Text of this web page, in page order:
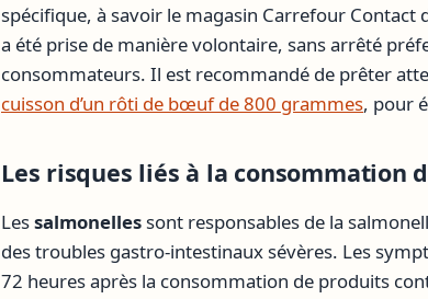
spécifique, à savoir le magasin Carrefour Contact
a été prise de manière volontaire, sans arrêté
consommateurs. Il est recommandé de prêter
cuisson d’un rôti de bœuf de 800 grammes, pour
Les risques liés à la consommation
Lessalmonellessont responsables de la
des troubles gastro-intestinaux sévères. Les
72 heures après la consommation de produits